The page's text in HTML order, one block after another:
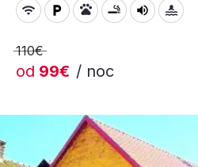
110€
od 99€ / noc